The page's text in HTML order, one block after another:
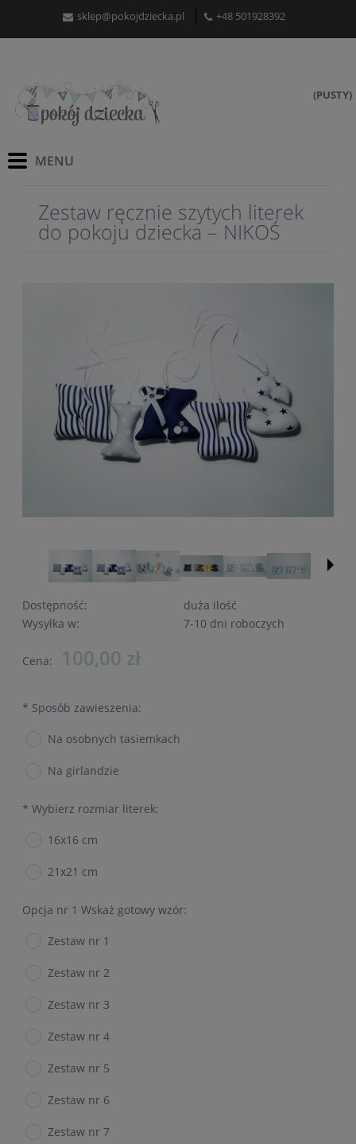
sklep@pokojdziecka.pl +48 501928392
(PUSTY)
Zestaw ręcznie szytych literek
do pokoju dziecka – NIKOŚ
Dostępność:
duża ilość
Wysyłka w:
7-10 dni roboczych
Cena: 100,00 zł
* Sposób zawieszenia:
Na osobnych tasiemkach
Na girlandzie
* Wybierz rozmiar literek:
16x16 cm
21x21 cm
Opcja nr 1 Wskaż gotowy wzór:
Zestaw nr 1
Zestaw nr 2
Zestaw nr 3
Zestaw nr 4
Zestaw nr 5
Zestaw nr 6
Zestaw nr 7